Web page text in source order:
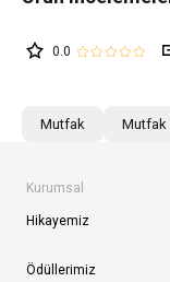
0.0
Mutfak Mutfak
Kurumsal
Hikayemiz
Ödüllerimiz